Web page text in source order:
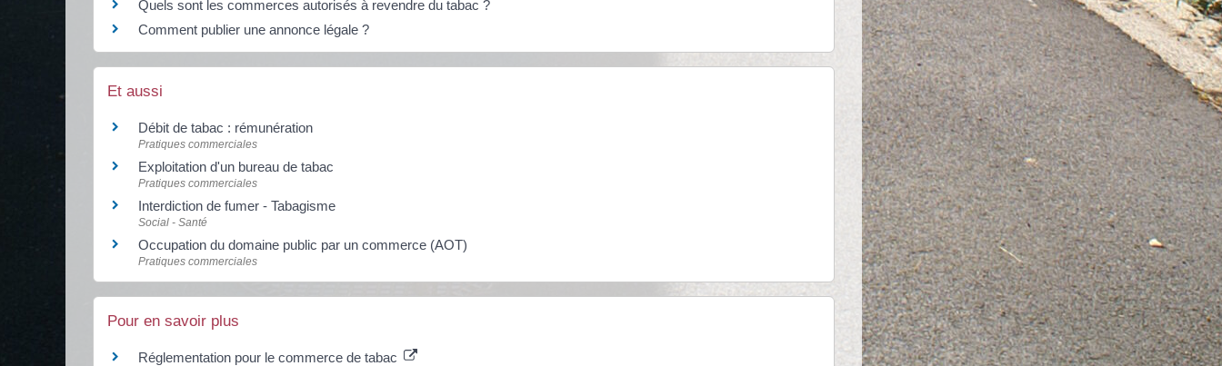
Quels sont les commerces autorisés à revendre du tabac ?
Comment publier une annonce légale ?
Et aussi
Débit de tabac : rémunération
Pratiques commerciales
Exploitation d'un bureau de tabac
Pratiques commerciales
Interdiction de fumer - Tabagisme
Social - Santé
Occupation du domaine public par un commerce (AOT)
Pratiques commerciales
Pour en savoir plus
Réglementation pour le commerce de tabac